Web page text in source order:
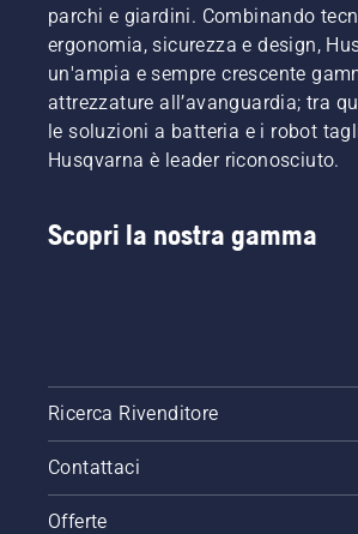
parchi e giardini. Combinando
ergonomia, sicurezza e design,
un'ampia e sempre crescente
attrezzature all’avanguardia; tra
le soluzioni a batteria e i robot
Husqvarna è leader riconosciuto.
Scopri la nostra gamma
Ricerca Rivenditore
Contattaci
Offerte